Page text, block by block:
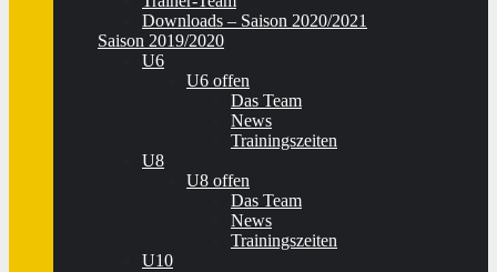
Downloads – Saison 2020/2021
Saison 2019/2020
U6
U6 offen
Das Team
News
Trainingszeiten
U8
U8 offen
Das Team
News
Trainingszeiten
U10